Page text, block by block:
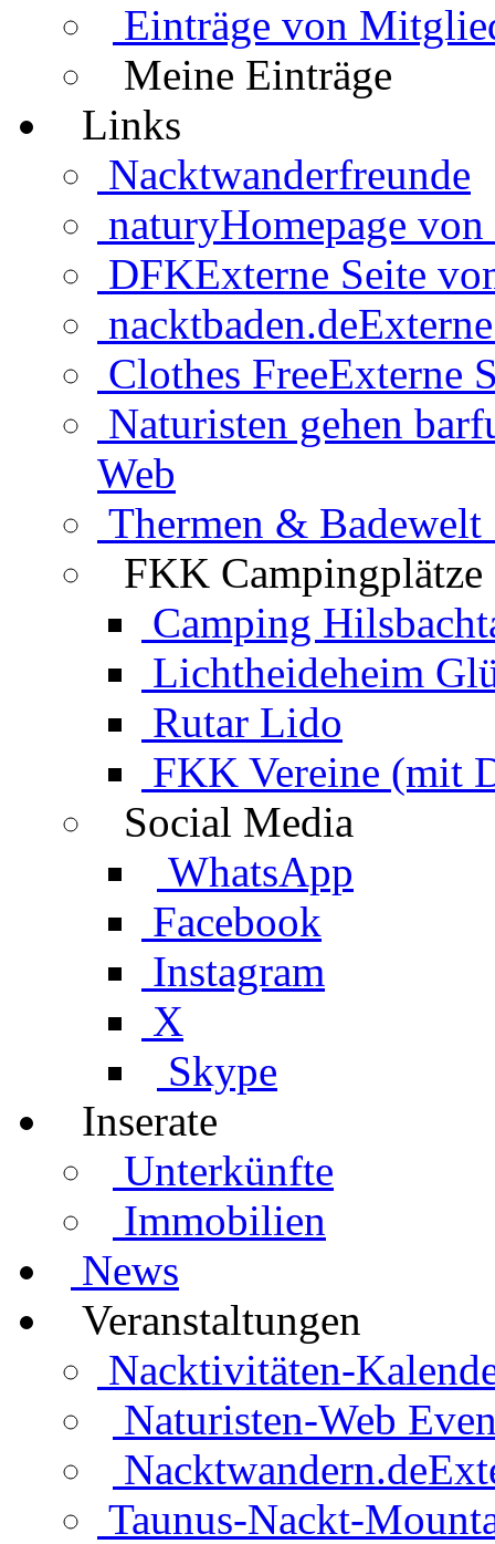
Einträge von
Meine Einträge
Links
Nacktwanderfreunde
naturyHomepage
DFKExterne Seite
nacktbaden.de
Clothes FreeExterne
Naturisten gehen
Web
Thermen & Badewelt
FKK Campingplätze
Camping
Lichtheideheim
Rutar Lido
FKK Vereine (mit
Social Media
WhatsApp
Facebook
Instagram
X
Skype
Inserate
Unterkünfte
Immobilien
News
Veranstaltungen
Nacktivitäten-
Naturisten-Web
Nacktwandern.de
Taunus-Nackt-